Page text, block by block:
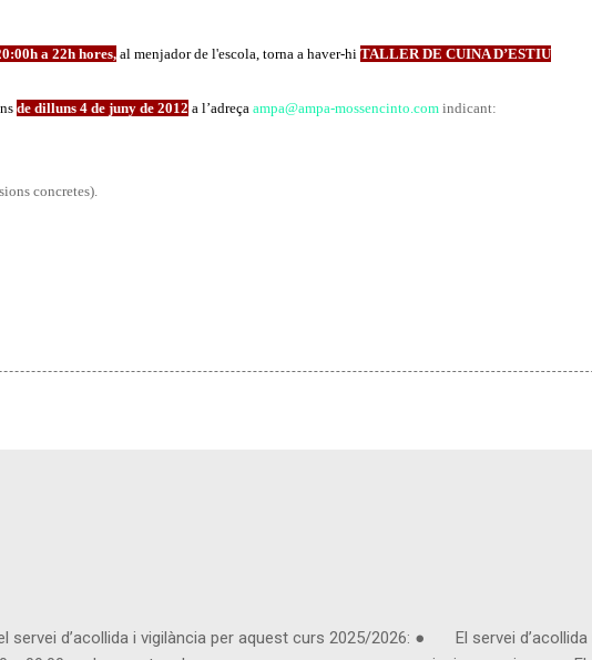
a 22h hores, al menjador de l'escola, torna a haver-hi TALLER DE CUINA D’ESTIU
de dilluns 4 de juny de 2012 a l’adreça ampa@ampa-mossencinto.com indicant:
concretes).
d’acollida i vigilància per aquest curs 2025/2026: ● El servei